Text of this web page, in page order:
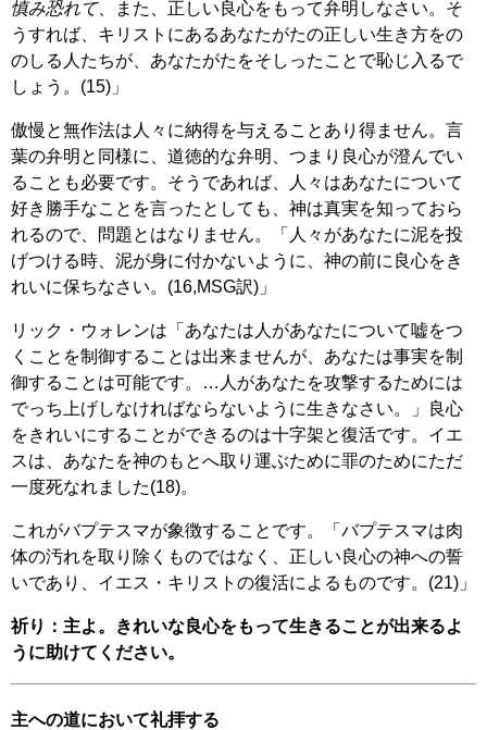
慎み恐れて、また、正しい良心をもって弁明しなさい。そ
うすれば、キリストにあるあなたがたの正しい生き方をの
のしる人たちが、あなたがたをそしったことで恥じ入るで
しょう。(15)」
傲慢と無作法は人々に納得を与えることあり得ません。言
葉の弁明と同様に、道徳的な弁明、つまり良心が澄んでい
ることも必要です。そうであれば、人々はあなたについて
好き勝手なことを言ったとしても、神は真実を知っておら
れるので、問題とはなりません。「人々があなたに泥を投
げつける時、泥が身に付かないように、神の前に良心をき
れいに保ちなさい。(16,MSG訳)」
リック・ウォレンは「あなたは人があなたについて嘘をつ
くことを制御することは出来ませんが、あなたは事実を制
御することは可能です。…人があなたを攻撃するためには
でっち上げしなければならないように生きなさい。」良心
をきれいにすることができるのは十字架と復活です。イエ
スは、あなたを神のもとへ取り運ぶために罪のためにただ
一度死なれました(18)。
これがバプテスマが象徴することです。「バプテスマは肉
体の汚れを取り除くものではなく、正しい良心の神への誓
いであり、イエス・キリストの復活によるものです。(21)」
祈り：主よ。きれいな良心をもって生きることが出来るよ
うに助けてください。
主への道において礼拝する